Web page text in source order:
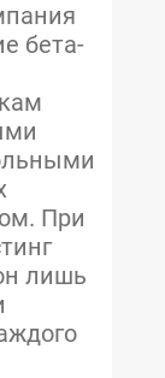
бета-
При
лишь